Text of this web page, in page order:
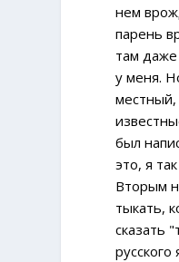
нем
парень
там
у меня.
местный,
был
это, я
Вторым
тыкать,
сказать